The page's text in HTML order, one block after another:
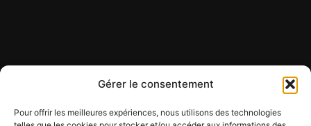
Gérer le consentement
Pour offrir les meilleures expériences, nous utilisons des technologies